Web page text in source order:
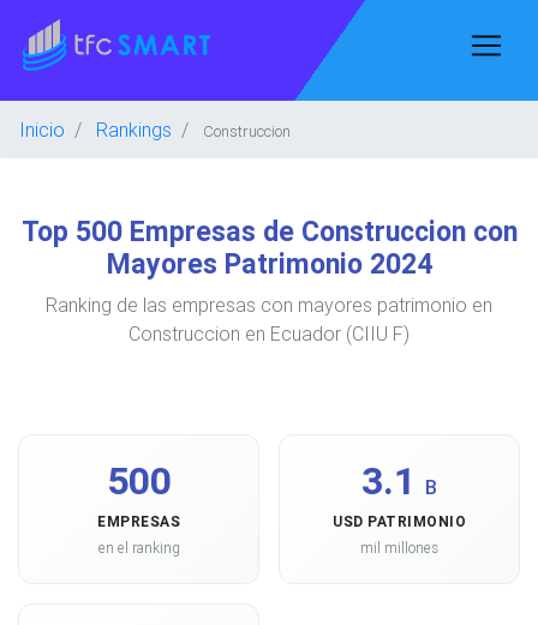
Inicio Rankings Construccion
Top 500 Empresas de Construccion con
Mayores Patrimonio 2024
Ranking de las empresas con mayores patrimonio en
Construccion en Ecuador (CIIU F)
500
EMPRESAS
en el ranking
3.1 B
USD PATRIMONIO
mil millones